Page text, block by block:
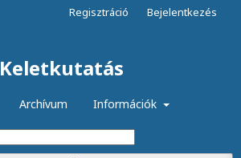
Keletkutatás
Archívum Információk
Regisztráció Bejelentkezés